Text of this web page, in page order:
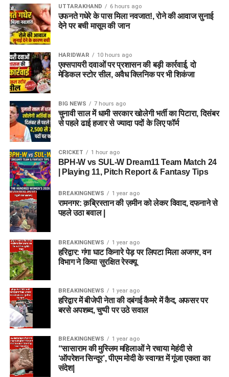
UTTARAKHAND 6 hours ago
उफनते गधेरे के पास मिला नवजात!, रोने की आवाज सुनाई
देने पर बची मासूम की जान
HARIDWAR 10 hours ago
एक्सपायरी दवाओं पर प्रशासन की बड़ी कार्रवाई, दो
मेडिकल स्टोर सील, अवैध क्लिनिक पर भी शिकंजा
BIG NEWS 7 hours ago
चुनावी साल में धामी सरकार खोलेगी भर्ती का पिटारा, दिसंबर
से पहले ढाई हजार से ज्यादा पदों के लिए फॉर्म
CRICKET 1 hour ago
BPH-W vs SUL-W Dream11 Team Match 24
| Playing 11, Pitch Report & Fantasy Tips
BREAKINGNEWS 1 year ago
रामनगर: क़ब्रिस्तान की ज़मीन को लेकर विवाद, दफनाने से
पहले उठा बवाल |
BREAKINGNEWS 1 year ago
हरिद्वार: गंगा घाट किनारे पेड़ पर लिपटा मिला अजगर, वन
विभाग ने किया सुरक्षित रेस्क्यू
BREAKINGNEWS 1 year ago
हरिद्वार में बीजेपी नेता की दबंगई कैमरे में कैद, अफसर पर
बरसे अपशब्द, चुप्पी पर उठे सवाल
BREAKINGNEWS 1 year ago
“सासाराम की मुस्लिम महिलाओं ने रचाया मेहंदी से
‘ऑपरेशन सिन्दूर’, पीएम मोदी के स्वागत में गूंजा एकता का
संदेश|